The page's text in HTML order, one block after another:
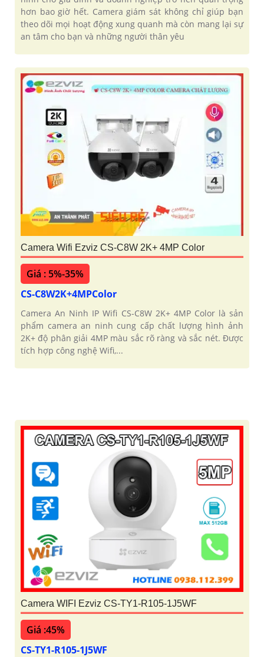
hơn bao giờ hết. Camera giám sát không chỉ giúp bạn
theo dõi mọi hoạt động xung quanh mà còn mang lại sự
an tâm cho bạn và những người thân yêu
Camera Wifi Ezviz CS-C8W 2K+ 4MP Color
Giá : 5%-35%
CS-C8W2K+4MPColor
Camera An Ninh IP Wifi CS-C8W 2K+ 4MP Color là sản
phẩm camera an ninh cung cấp chất lượng hình ảnh
2K+ độ phân giải 4MP màu sắc rõ ràng và sắc nét. Được
tích hợp công nghệ Wifi,...
Camera WIFI Ezviz CS-TY1-R105-1J5WF
Giá :45%
CS-TY1-R105-1J5WF